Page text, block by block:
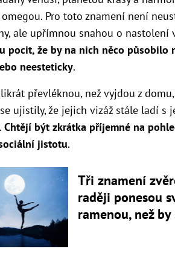
Pro toto znamení není
ale upřímnou snahou o nastolení
pocit, že by na nich něco působilo
neesteticky.
převléknou, než vyjdou z
se ujistily, že jejich vizáž stále ladí s
Chtějí být zkrátka příjemné na
jistotu.
Tři znamení
raději ponesou
ramenou, než